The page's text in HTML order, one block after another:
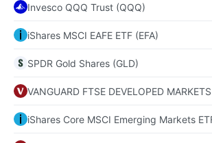
Invesco QQQ Trust (QQQ)
iShares MSCI EAFE ETF (EFA)
SPDR Gold Shares (GLD)
VANGUARD FTSE DEVELOPED
iShares Core MSCI Emerging Markets